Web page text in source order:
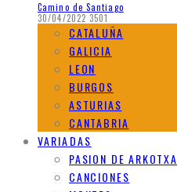
Camino de Santiago
30/04/2022 3501
CATALUÑA
GALICIA
LEON
BURGOS
ASTURIAS
CANTABRIA
VARIADAS
PASION DE ARKOTXA
CANCIONES